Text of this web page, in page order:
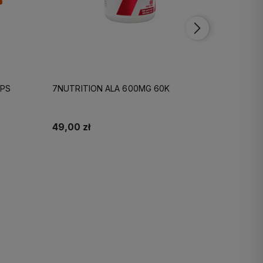
7NUTRITION ALA 600MG 60K
49,00 zł